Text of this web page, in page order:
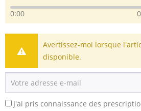
0:00
Avertissez-moi lorsque
disponible.
J'ai pris connaissance des